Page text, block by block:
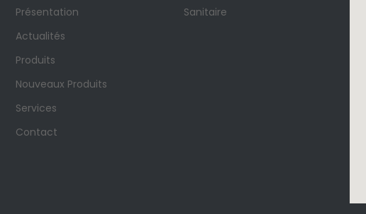
Présentation
Actualités
Produits
Nouveaux Produits
Services
Contact
Sanitaire